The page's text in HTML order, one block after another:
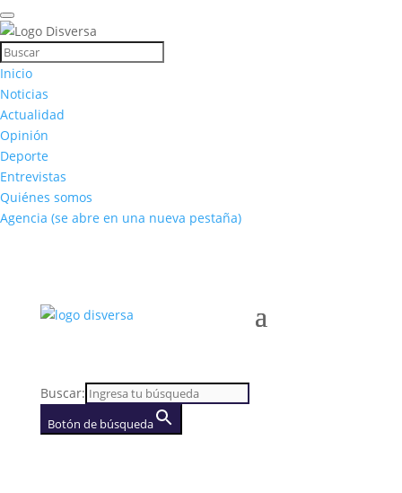
Inicio
Noticias
Actualidad
Opinión
Deporte
Entrevistas
Quiénes somos
Agencia (se abre en una nueva pestaña)
Buscar:
Botón de búsqueda